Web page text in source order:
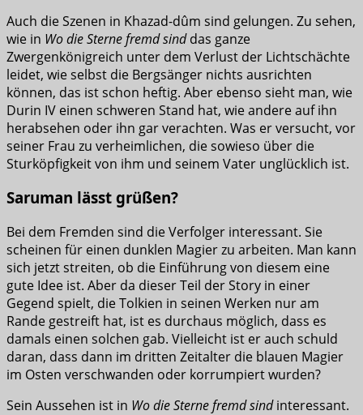
Auch die Szenen in Khazad-dûm sind gelungen. Zu sehen,
wie in Wo die Sterne fremd sinddas ganze
Zwergenkönigreich unter dem Verlust der Lichtschächte
leidet, wie selbst die Bergsänger nichts ausrichten
können, das ist schon heftig. Aber ebenso sieht man, wie
Durin IV einen schweren Stand hat, wie andere auf ihn
herabsehen oder ihn gar verachten. Was er versucht, vor
seiner Frau zu verheimlichen, die sowieso über die
Sturköpfigkeit von ihm und seinem Vater unglücklich ist.
Saruman lässt grüßen?
Bei dem Fremden sind die Verfolger interessant. Sie
scheinen für einen dunklen Magier zu arbeiten. Man kann
sich jetzt streiten, ob die Einführung von diesem eine
gute Idee ist. Aber da dieser Teil der Story in einer
Gegend spielt, die Tolkien in seinen Werken nur am
Rande gestreift hat, ist es durchaus möglich, dass es
damals einen solchen gab. Vielleicht ist er auch schuld
daran, dass dann im dritten Zeitalter die blauen Magier
im Osten verschwanden oder korrumpiert wurden?
Sein Aussehen ist in Wo die Sterne fremd sindinteressant.